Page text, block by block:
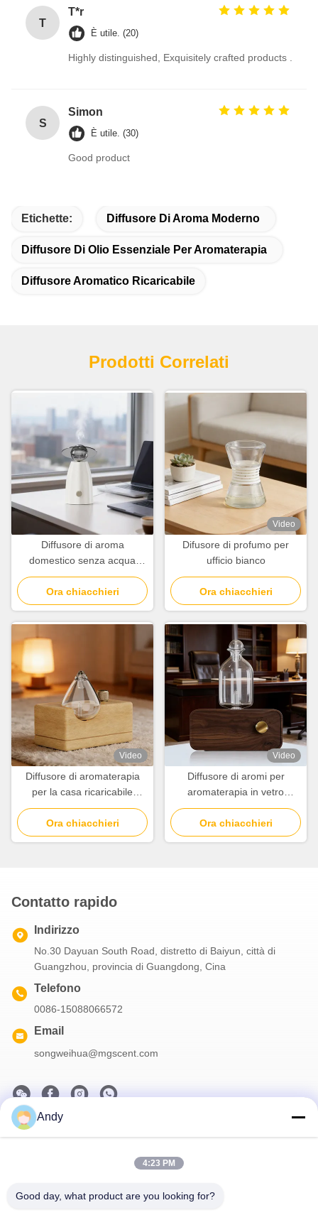
T
T*r
È utile. (20)
Highly distinguished, Exquisitely crafted products .
S
Simon
È utile. (30)
Good product
Etichette: Diffusore Di Aroma Moderno
Diffusore Di Olio Essenziale Per Aromaterapia
Diffusore Aromatico Ricaricabile
Prodotti Correlati
Diffusore di aroma
domestico senza acqua
Diffusore di aroma
minimalista moderno
Ora chiacchieri
Video
Difusore di profumo per
ufficio bianco
Ora chiacchieri
Video
Diffusore di aromaterapia
per la casa ricaricabile
100cbm Copertura con
controllo di illuminazione
indipendente
Ora chiacchieri
Video
Diffusore di aromi per
aromaterapia in vetro
soffiato a mano con
conservazione venature del
legno naturale
Ora chiacchieri
Contatto rapido
Indirizzo
No.30 Dayuan South Road, distretto di Baiyun, città di
Guangzhou, provincia di Guangdong, Cina
Telefono
0086-15088066572
Email
songweihua@mgscent.com
La nostra newsletter
Iscriviti alla nostra newsletter per sconti e altro.
Andy
4:23 PM
Good day, what product are you looking for?